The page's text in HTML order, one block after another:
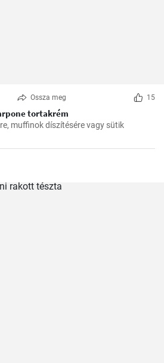
Ossza meg 15
tortakrém
muffinok díszítésére vagy sütik